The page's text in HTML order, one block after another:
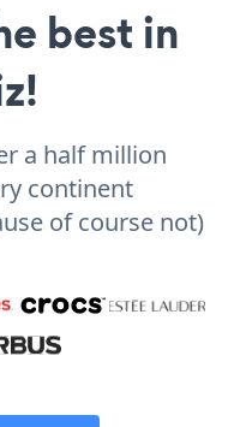
best in
a half million
continent
of course not)